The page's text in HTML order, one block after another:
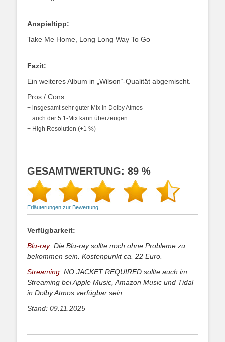
Anspieltipp:
Take Me Home, Long Long Way To Go
Fazit:
Ein weiteres Album in „Wilson“-Qualität abgemischt.
Pros / Cons:
+ insgesamt sehr guter Mix in Dolby Atmos
+ auch der 5.1-Mix kann überzeugen
+ High Resolution (+1 %)
GESAMTWERTUNG: 89 %
Erläuterungen zur Bewertung
Verfügbarkeit:
Blu-ray: Die Blu-ray sollte noch ohne Probleme zu
bekommen sein. Kostenpunkt ca. 22 Euro.
Streaming: NO JACKET REQUIRED sollte auch im
Streaming bei Apple Music, Amazon Music und Tidal
in Dolby Atmos verfügbar sein.
Stand: 09.11.2025